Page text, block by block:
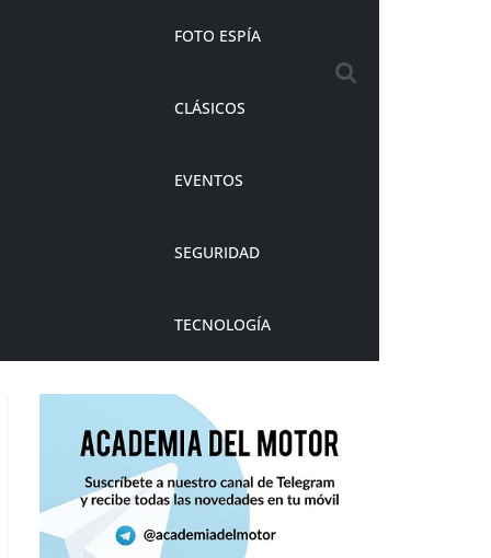
FOTO ESPÍA
CLÁSICOS
EVENTOS
SEGURIDAD
TECNOLOGÍA